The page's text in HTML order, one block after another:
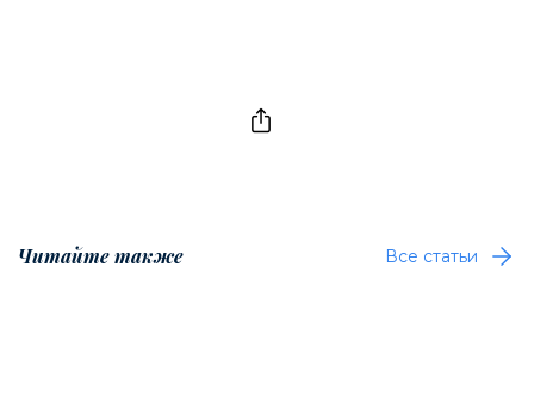
Читайте также Все статьи